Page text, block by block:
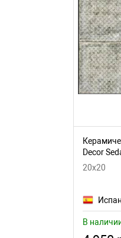
Decor
20x20
В